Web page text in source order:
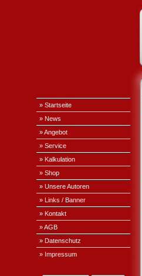
» Startseite
» News
» Angebot
» Service
» Kalkulation
» Shop
» Unsere Autoren
» Links / Banner
» Kontakt
» AGB
» Datenschutz
» Impressum